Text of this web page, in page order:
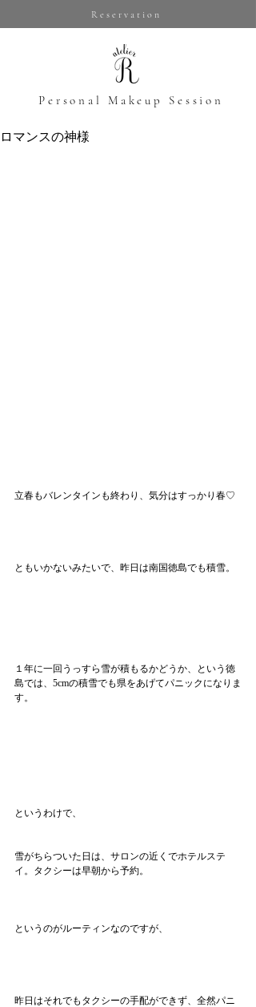
Reservation
​Personal Makeup Session
ロマンスの神様
立春もバレンタインも終わり、気分はすっかり春♡
ともいかないみたいで、昨日は南国徳島でも積雪。
１年に一回うっすら雪が積もるかどうか、という徳
島では、5cmの積雪でも県をあげてパニックになりま
す。
というわけで、
雪がちらついた日は、サロンの近くでホテルステ
イ。タクシーは早朝から予約。
というのがルーティンなのですが、
昨日はそれでもタクシーの手配ができず、全然パニ